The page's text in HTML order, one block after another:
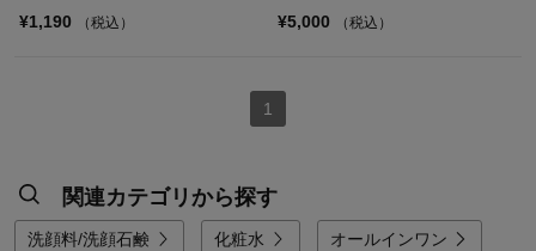
¥1,190
（税込）
¥5,000
（税込）
1
関連カテゴリから探す
洗顔料/洗顔石鹸 化粧水 オールインワン